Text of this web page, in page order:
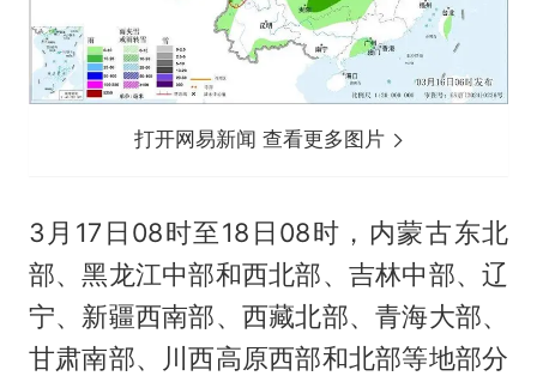
打开网易新闻 查看更多图片
3月17日08时至18日08时，内蒙古东北
部、黑龙江中部和西北部、吉林中部、辽
宁、新疆西南部、西藏北部、青海大部、
甘肃南部、川西高原西部和北部等地部分